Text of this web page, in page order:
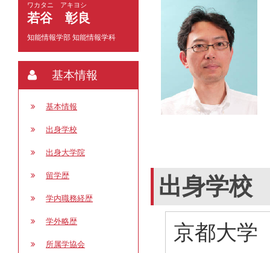
ワカタニ アキヨシ
若谷 彰良
知能情報学部 知能情報学科
基本情報
基本情報
出身学校
出身大学院
留学歴
学内職務経歴
学外略歴
所属学協会
出身学校
京都大